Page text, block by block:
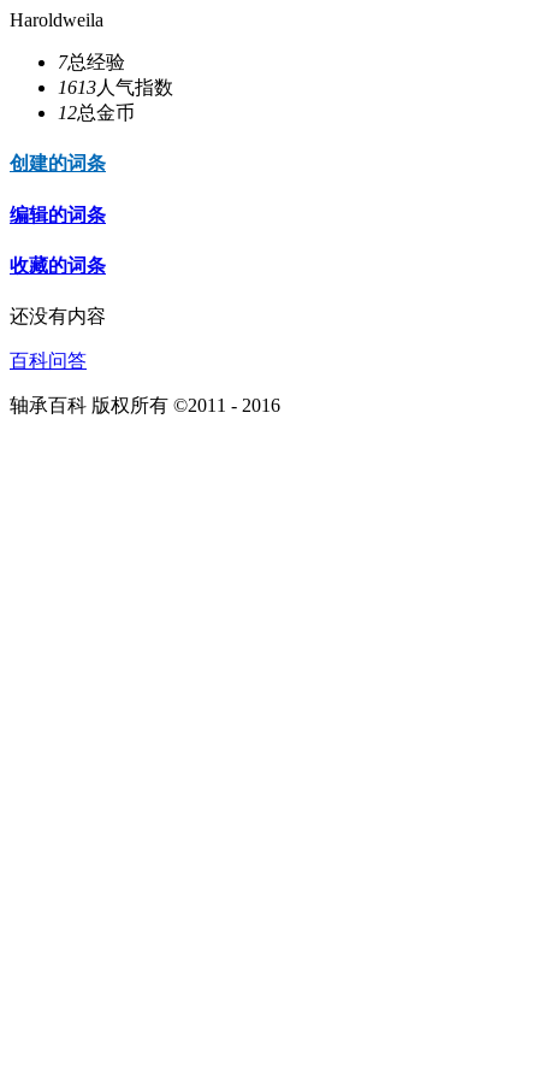
Haroldweila
7总经验
1613人气指数
12总金币
创建的词条
编辑的词条
收藏的词条
还没有内容
百科问答
轴承百科 版权所有 ©2011 - 2016